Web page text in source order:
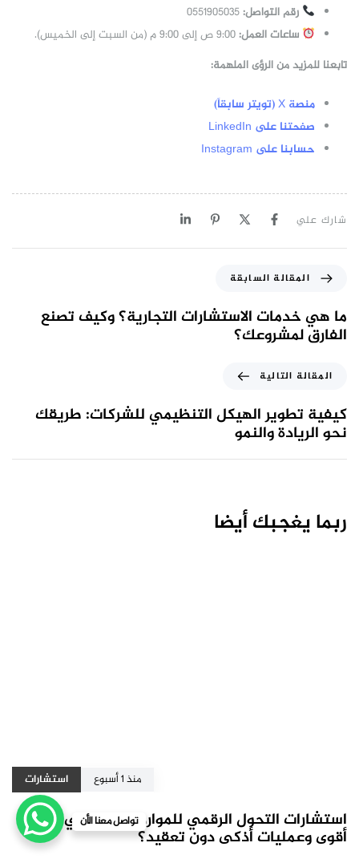
رقم التواصل:0551905035
ساعات العمل:9:00 ص إلى 9:00 م (من السبت إلى الخميس).
تابعنا للمزيد من الرؤى الملهمة:
منصة X (تويتر سابقاً)
صفحتنا على LinkedIn
حسابنا على Instagram
شارك علي
المقالة السابقة
ما هي خدمات الاستشارات التجارية؟ وكيف تصنع
الفارق لمشروعك؟
المقالة التالية
كيفية تطوير الهيكل التنظيمي للشركات: طريقك
نحو الريادة والنمو
ربما يغجبك أيضا
منذ 1 أسبوع استشارات
استشارات التحول الرقمي للموارد: كيف تبني شركة
أقوى وعمليات أذكى دون تعقيد؟
تواصل معنا الأن